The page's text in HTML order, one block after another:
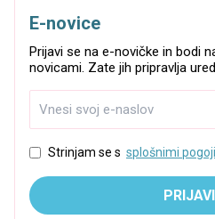
E-novice
Prijavi se na e-novičke in bodi
novicami. Zate jih pripravlja
Strinjam se s splošnimi pogoji